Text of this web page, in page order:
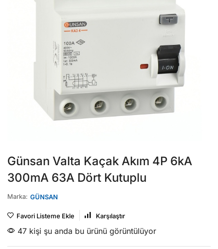
Günsan Valta Kaçak Akım 4P 6kA
300mA 63A Dört Kutuplu
Marka: GÜNSAN
Favori Listeme Ekle Karşılaştır
47 kişi şu anda bu ürünü görüntülüyor